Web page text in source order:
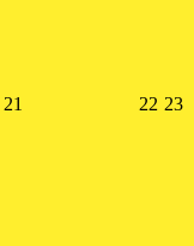
21 22 22.
23